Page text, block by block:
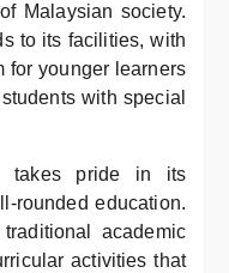
Malaysian society.
to its facilities, with
for younger learners
with special
takes pride in its
rounded education.
academic
activities that